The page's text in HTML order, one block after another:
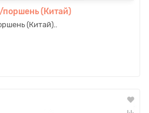
(Китай)
(Китай)..